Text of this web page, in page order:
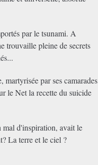
par le tsunami. A
trouvaille pleine de secrets
par ses camarades
le Net la recette du suicide
d'inspiration, avait le
La terre et le ciel ?